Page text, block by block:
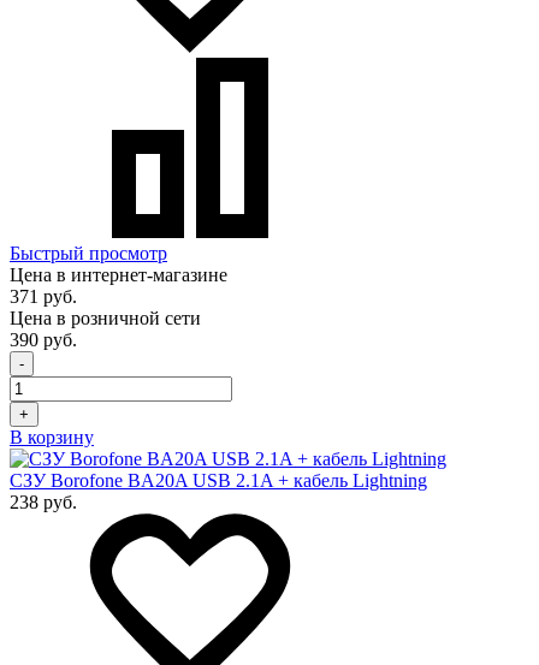
Быстрый просмотр
Цена в интернет-магазине
371 руб.
Цена в розничной сети
390 руб.
-
+
В корзину
СЗУ Borofone BA20A USB 2.1A + кабель Lightning
238 руб.